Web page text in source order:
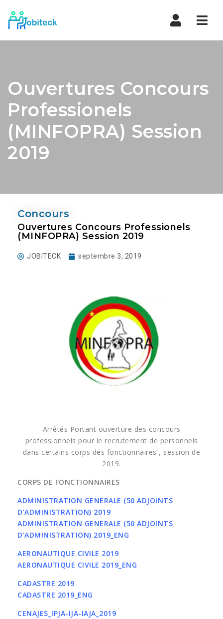
Ouvertures Concours
Professionels
(MINFOPRA) Session
2019
Concours
Ouvertures Concours Professionels
(MINFOPRA) Session 2019
JOBITECK septembre 3, 2019
Arrêtés Portant ouverture des concours
professionnels pour le recrutement de personnels
dans certains corps des fonctionnaires , session de
2019.
CORPS DE FONCTIONNAIRES
ADMINISTRATION GENERALE (50 ADJOINTS
D’ADMINISTRATION) 2019
ADMINISTRATION GENERALE (50 ADJOINTS
D’ADMINISTRATION) 2019_ENG
AERONAUTIQUE CIVILE 2019
AERONAUTIQUE CIVILE 2019_ENG
CADASTRE 2019
CADASTRE 2019_ENG
CENAJES_IPJA-IJA-IAJA_2019